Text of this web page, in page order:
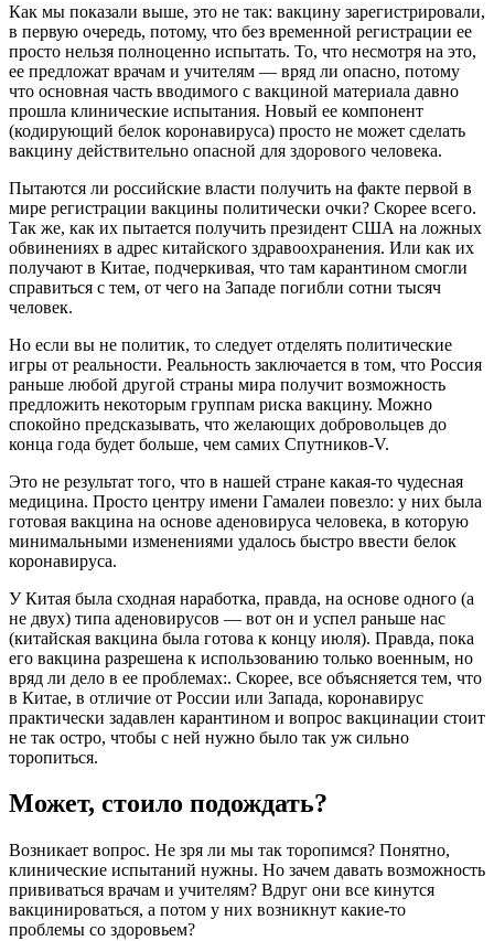
Как мы показали выше, это не так: вакцину зарегистрировали,
в первую очередь, потому, что без временной регистрации ее
просто нельзя полноценно испытать. То, что несмотря на это,
ее предложат врачам и учителям — вряд ли опасно, потому
что основная часть вводимого с вакциной материала давно
прошла клинические испытания. Новый ее компонент
(кодирующий белок коронавируса) просто не может сделать
вакцину действительно опасной для здорового человека.
Пытаются ли российские власти получить на факте первой в
мире регистрации вакцины политически очки? Скорее всего.
Так же, как их пытается получить президент США на ложных
обвинениях в адрес китайского здравоохранения. Или как их
получают в Китае, подчеркивая, что там карантином смогли
справиться с тем, от чего на Западе погибли сотни тысяч
человек.
Но если вы не политик, то следует отделять политические
игры от реальности. Реальность заключается в том, что Россия
раньше любой другой страны мира получит возможность
предложить некоторым группам риска вакцину. Можно
спокойно предсказывать, что желающих добровольцев до
конца года будет больше, чем самих Спутников-V.
Это не результат того, что в нашей стране какая-то чудесная
медицина. Просто центру имени Гамалеи повезло: у них была
готовая вакцина на основе аденовируса человека, в которую
минимальными изменениями удалось быстро ввести белок
коронавируса.
У Китая была сходная наработка, правда, на основе одного (а
не двух) типа аденовирусов — вот он и успел раньше нас
(китайская вакцина была готова к концу июля). Правда, пока
его вакцина разрешена к использованию только военным, но
вряд ли дело в ее проблемах:. Скорее, все объясняется тем, что
в Китае, в отличие от России или Запада, коронавирус
практически задавлен карантином и вопрос вакцинации стоит
не так остро, чтобы с ней нужно было так уж сильно
торопиться.
Может, стоило подождать?
Возникает вопрос. Не зря ли мы так торопимся? Понятно,
клинические испытаний нужны. Но зачем давать возможность
прививаться врачам и учителям? Вдруг они все кинутся
вакцинироваться, а потом у них возникнут какие-то
проблемы со здоровьем?